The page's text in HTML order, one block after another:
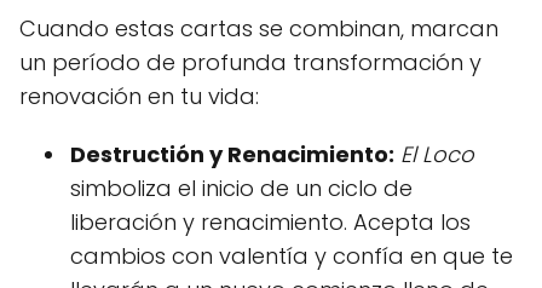
Cuando estas cartas se combinan, marcan
un período de profunda transformación y
renovación en tu vida:
Destructión y Renacimiento: El Loco
simboliza el inicio de un ciclo de
liberación y renacimiento. Acepta los
cambios con valentía y confía en que te